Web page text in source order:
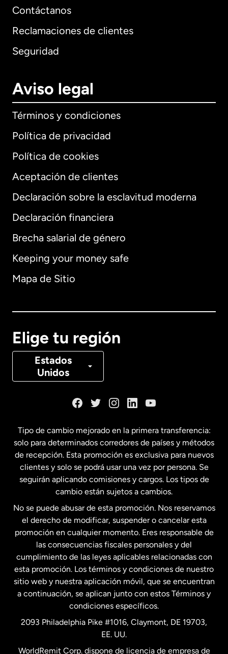
Contáctanos
Reclamaciones de clientes
Seguridad
Aviso legal
Términos y condiciones
Política de privacidad
Política de cookies
Aceptación de clientes
Declaración sobre la esclavitud moderna
Declaración financiera
Brecha salarial de género
Keeping your money safe
Mapa de Sitio
Elige tu región
Estados
Unidos
Internacional English
Alemania
Canadá Français
Estados Unidos English
Estados Unidos Español
Francia
Malasia
Nueva Zelanda
Países Bajos
Tipo de cambio mejorado en la primera transferencia:
solo para determinados corredores de países y métodos
de recepción. Esta promoción es exclusiva para nuevos
clientes y solo se podrá usar una vez por persona. Se
seguirán aplicando comisiones y cargos. Los tipos de
cambio están sujetos a cambios.
No se puede abusar de esta promoción. Nos reservamos
el derecho de modificar, suspender o cancelar esta
promoción en cualquier momento. Eres responsable de
las consecuencias fiscales personales y del
cumplimiento de las leyes aplicables relacionadas con
esta promoción. Los términos y condiciones de nuestro
sitio web y nuestra aplicación móvil, que se encuentran
a continuación, se aplican junto con estos Términos y
condiciones específicos.
2093 Philadelphia Pike #1016, Claymont, DE 19703,
EE. UU.
WorldRemit Corp. dispone de licencia de empresa de